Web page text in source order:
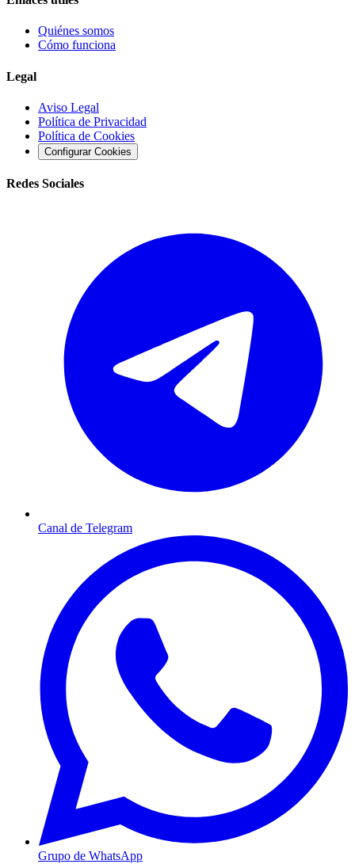
Quiénes somos
Cómo funciona
Legal
Aviso Legal
Política de Privacidad
Política de Cookies
Configurar Cookies
Redes Sociales
Canal de Telegram
Grupo de WhatsApp